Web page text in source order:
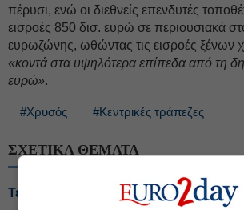
πέρυσι, ενώ οι διεθνείς επενδυτές
εισροές 850 δισ. ευρώ σε περιουσιακά
ευρωζώνης, ωθώντας τις εισροές ξένων
«κοντά στα υψηλότερα επίπεδα από τη
ευρώ».
#Χρυσός #Κεντρικές τράπεζες
ΣΧΕΤΙΚΑ ΘΕΜΑΤΑ
Τέταρτη διαδοχική άνοδος για τον